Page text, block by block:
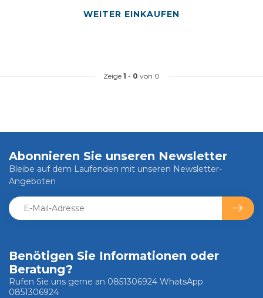
WEITER EINKAUFEN
Zeige 1 - 0 von 0
Benötigen Sie Informationen oder
Beratung?
Rufen Sie uns gerne an 0851306924 WhatsApp
0851306924
Abonnieren Sie unseren Newsletter
Bleibe auf dem Laufenden mit unseren Newsletter-
Angeboten